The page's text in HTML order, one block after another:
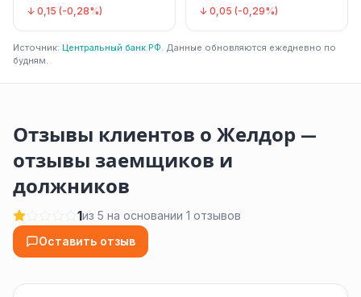
↓ 0,15 (-0,28%)
↓ 0,05 (-0,29%)
Источник: Центральный банк РФ. Данные обновляются ежедневно по
будням.
Отзывы клиентов о Желдор —
отзывы заемщиков и
должников
1из 5 на основании 1 отзывов
Оставить отзыв